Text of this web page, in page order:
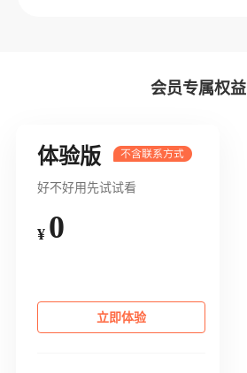
会员专属权益
体验版
好不好用先试试看
¥ 0
立即体验